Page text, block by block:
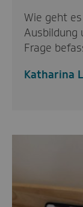
Wie geht
Ausbildung
Frage
Katharina